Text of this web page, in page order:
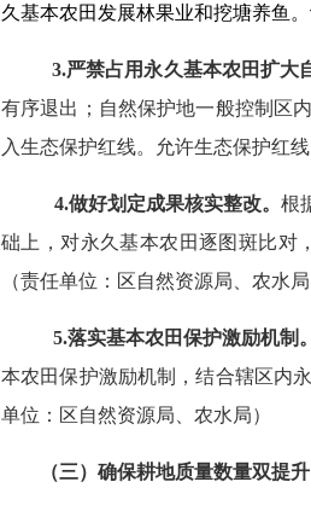
久基本农田发展林果业和挖塘养鱼
3.严禁占用永久基本农田扩大
有序退出；自然保护地一般控制区
入生态保护红线。允许生态保护红
4.做好划定成果核实整改。根
础上，对永久基本农田逐图斑比对
（责任单位：区自然资源局、农水局
5.落实基本农田保护激励机制。
本农田保护激励机制，结合辖区内
单位：区自然资源局、农水局）
（三）确保耕地质量数量双提升